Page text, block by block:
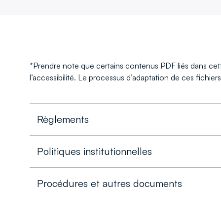
*Prendre note que certains contenus PDF liés dans
l’accessibilité. Le processus d’adaptation de ces
Règlements
Politiques institutionnelles
Procédures et autres documents